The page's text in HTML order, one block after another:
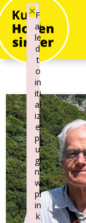
F
ai
le
d
t
o
in
iti
al
iz
e
pl
u
gi
n:
w
pl
in
k
×